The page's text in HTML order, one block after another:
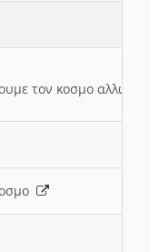
τον κοσμο αλλων